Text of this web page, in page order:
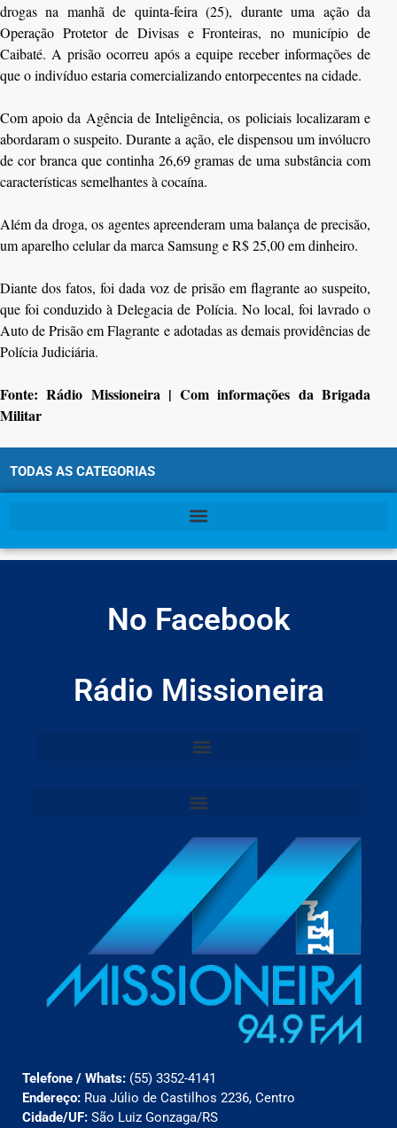
drogas na manhã de quinta-feira (25), durante uma ação da
Operação Protetor de Divisas e Fronteiras, no município de
Caibaté. A prisão ocorreu após a equipe receber informações de
que o indivíduo estaria comercializando entorpecentes na cidade.
Com apoio da Agência de Inteligência, os policiais localizaram e
abordaram o suspeito. Durante a ação, ele dispensou um invólucro
de cor branca que continha 26,69 gramas de uma substância com
características semelhantes à cocaína.
Além da droga, os agentes apreenderam uma balança de precisão,
um aparelho celular da marca Samsung e R$ 25,00 em dinheiro.
Diante dos fatos, foi dada voz de prisão em flagrante ao suspeito,
que foi conduzido à Delegacia de Polícia. No local, foi lavrado o
Auto de Prisão em Flagrante e adotadas as demais providências de
Polícia Judiciária.
Fonte: Rádio Missioneira | Com informações da Brigada
Militar
TODAS AS CATEGORIAS
No Facebook
Rádio Missioneira
Telefone / Whats: (55) 3352-4141
Endereço: Rua Júlio de Castilhos 2236, Centro
Cidade/UF: São Luiz Gonzaga/RS